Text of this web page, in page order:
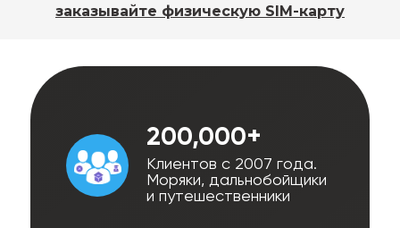
заказывайте физическую SIM-карту
200,000+
Клиентов с 2007 года.
Моряки, дальнобойщики
и путешественники